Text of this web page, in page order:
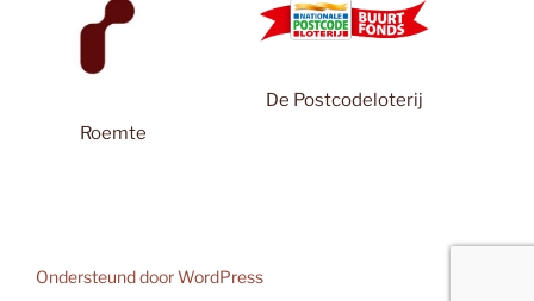
Roemte
De Postcodeloterij
Ondersteund door WordPress